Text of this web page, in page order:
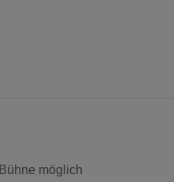
Bühne möglich